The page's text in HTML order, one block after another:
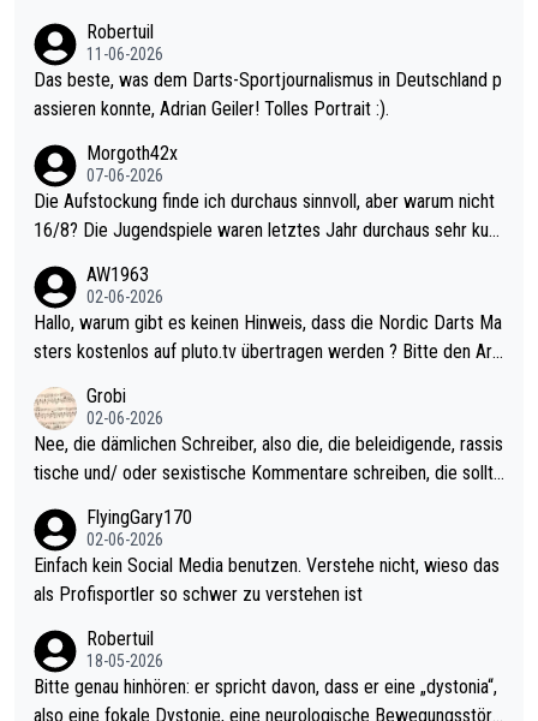
Robertuil
11-06-2026
Das beste, was dem Darts-Sportjournalismus in Deutschland p
assieren konnte, Adrian Geiler! Tolles Portrait :).
Morgoth42x
07-06-2026
Die Aufstockung finde ich durchaus sinnvoll, aber warum nicht
16/8? Die Jugendspiele waren letztes Jahr durchaus sehr kurz
Allerdings ist Mitchell Lawrie als Nummer 1 der Welt eh qualifi
ziert. Somit ändert die automatische Qualifikation des Weltmei
sters erstmal nichts. Ich denke sie wollen damit für nächstes J
ohl wenig WDF Turniere spielen. Dies war bei Archie Self letzt
es Jahr der Fall. Er musste als amtierender Weltmeister durch
den Qualifier und ich glaube kaum, dass Mitchel sich das (in Ve
gas) antun würde, wenn er doch eigentlich die PDC-WM als Zi
el hat.
AW1963
02-06-2026
Hallo, warum gibt es keinen Hinweis, dass die Nordic Darts Ma
sters kostenlos auf pluto.tv übertragen werden ? Bitte den Arti
Grobi
02-06-2026
Nee, die dämlichen Schreiber, also die, die beleidigende, rassis
tische und/ oder sexistische Kommentare schreiben, die sollte
s Leben in den Griff kriegen. Nur eins wundert mich: Luke Little
r war doch neulich erst derjenige, der über Social Media GvV p
rovoziert hat. Und Littlers Mutter schießt öfters mal gegen Ric
FlyingGary170
02-06-2026
Einfach kein Social Media benutzen. Verstehe nicht, wieso das
als Profisportler so schwer zu verstehen ist
Robertuil
18-05-2026
Bitte genau hinhören: er spricht davon, dass er eine „dystonia“,
also eine fokale Dystonie, eine neurologische Bewegungsstöru